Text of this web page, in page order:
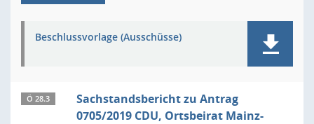
Beschlussvorlage (Ausschüsse)
Ö 28.3
Sachstandsbericht zu Antrag
0705/2019 CDU, Ortsbeirat Mainz-